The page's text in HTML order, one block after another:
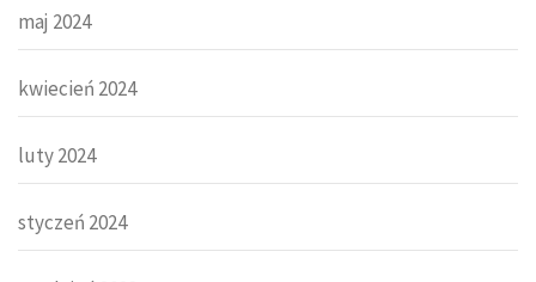
maj 2024
kwiecień 2024
luty 2024
styczeń 2024